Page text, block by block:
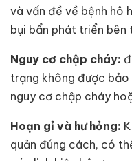
và vấn đề về bệnh hô
bụi bẩn phát triển bên
Nguy cơ chập cháy:
trạng không được
nguy cơ chập cháy
Hoạn gỉ và hư hỏng:
quản đúng cách, có